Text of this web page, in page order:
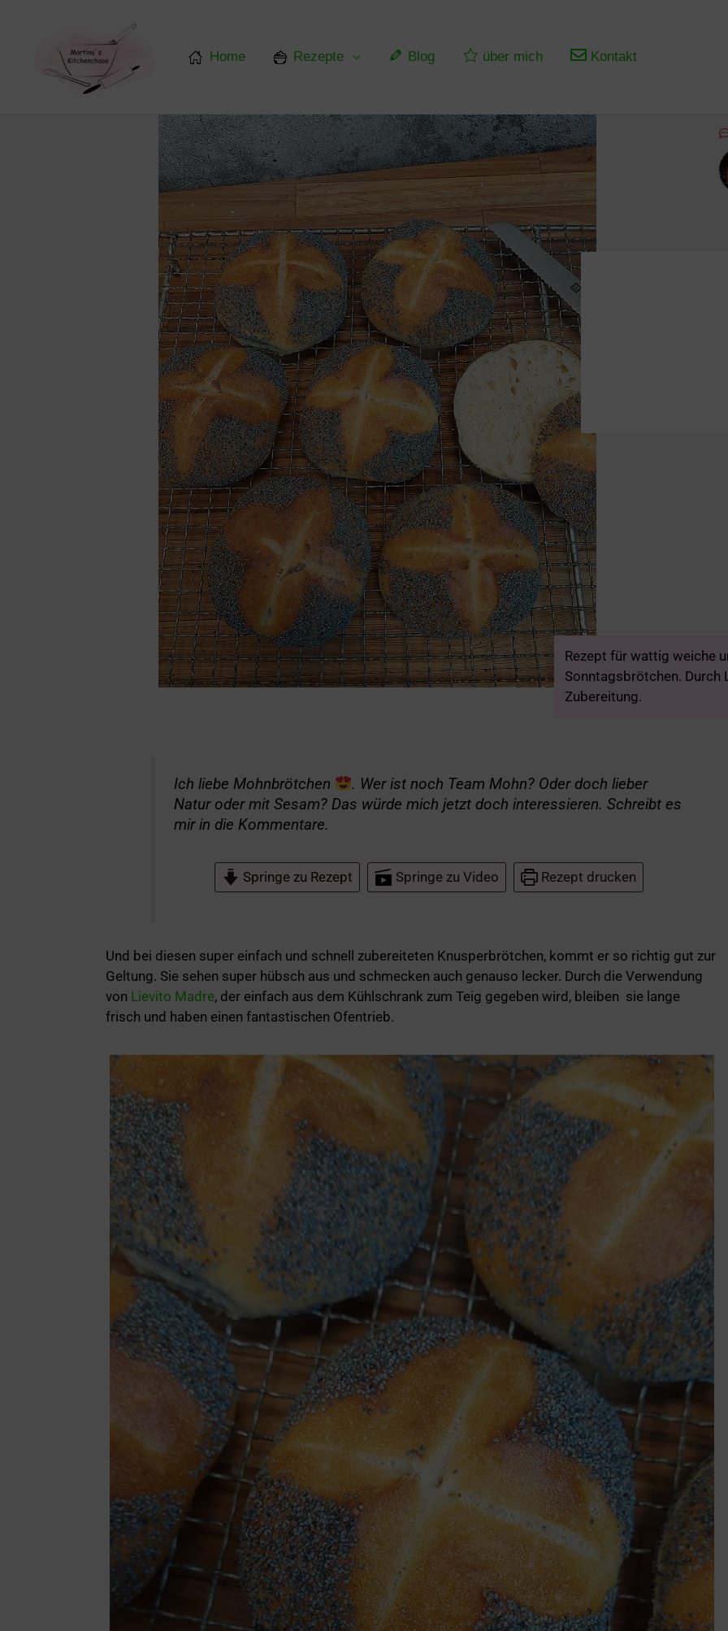
Home Rezepte Blog über mich Kontakt
Rezept für wattig weiche
Sonntagsbrötchen. Durch
Zubereitung.
Ich liebe Mohnbrötchen
. Wer ist noch Team Mohn? Oder doch lieber
Natur oder mit Sesam? Das würde mich jetzt doch interessieren. Schreibt es
mir in die Kommentare.
Springe zu Rezept Springe zu Video Rezept drucken
Und bei diesen super einfach und schnell zubereiteten Knusperbrötchen, kommt er so richtig gut zur
Geltung. Sie sehen super hübsch aus und schmecken auch genauso lecker. Durch die Verwendung
von Lievito Madre, der einfach aus dem Kühlschrank zum Teig gegeben wird, bleiben sie lange
frisch und haben einen fantastischen Ofentrieb.